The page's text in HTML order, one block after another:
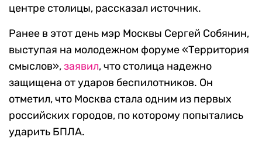
центре столицы, рассказал источник.
Ранее в этот день мэр Москвы Сергей Собянин,
выступая на молодежном форуме «Территория
смыслов»,заявил, что столица надежно
защищена от ударов беспилотников. Он
отметил, что Москва стала одним из первых
российских городов, по которому попытались
ударить БПЛА.